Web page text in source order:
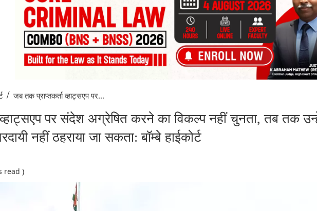
/ जब तक प्राप्तकर्ता व्हाट्सएप पर...
पर संदेश अग्रेषित करने का विकल्प नहीं चुनता, तब तक
नहीं ठहराया जा सकता: बॉम्बे हाईकोर्ट
read )